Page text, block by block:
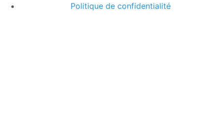
Politique de confidentialité